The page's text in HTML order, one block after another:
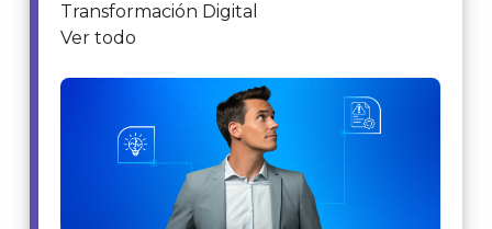
Transformación Digital
Ver todo